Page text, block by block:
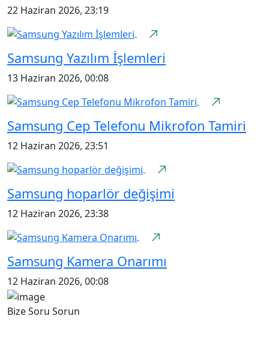
22 Haziran 2026, 23:19
Samsung Yazılım İşlemleri
13 Haziran 2026, 00:08
Samsung Cep Telefonu Mikrofon Tamiri
12 Haziran 2026, 23:51
Samsung hoparlör değişimi
12 Haziran 2026, 23:38
Samsung Kamera Onarımı
12 Haziran 2026, 00:08
Bize Soru Sorun